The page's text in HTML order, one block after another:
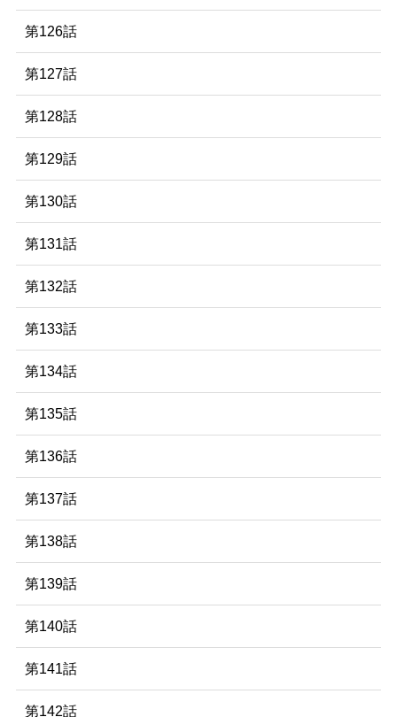
第126話
第127話
第128話
第129話
第130話
第131話
第132話
第133話
第134話
第135話
第136話
第137話
第138話
第139話
第140話
第141話
第142話